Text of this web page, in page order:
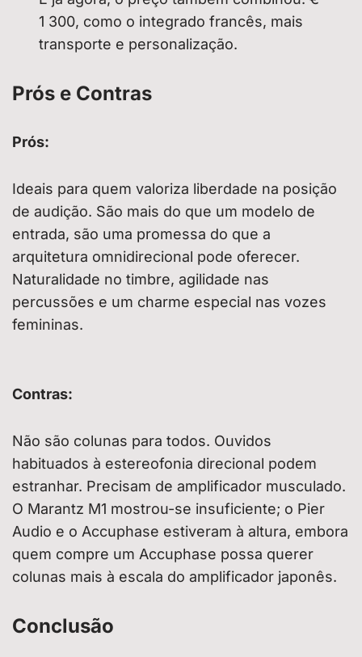
1 300, como o integrado francês, mais
transporte e personalização.
Prós e Contras
Prós:
Ideais para quem valoriza liberdade na posição
de audição. São mais do que um modelo de
entrada, são uma promessa do que a
arquitetura omnidirecional pode oferecer.
Naturalidade no timbre, agilidade nas
percussões e um charme especial nas vozes
femininas.
Contras:
Não são colunas para todos. Ouvidos
habituados à estereofonia direcional podem
estranhar. Precisam de amplificador musculado.
O Marantz M1 mostrou-se insuficiente; o Pier
Audio e o Accuphase estiveram à altura, embora
quem compre um Accuphase possa querer
colunas mais à escala do amplificador japonês.
Conclusão